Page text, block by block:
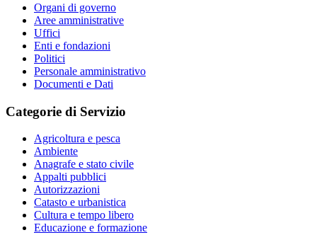
Organi di governo
Aree amministrative
Uffici
Enti e fondazioni
Politici
Personale amministrativo
Documenti e Dati
Categorie di Servizio
Agricoltura e pesca
Ambiente
Anagrafe e stato civile
Appalti pubblici
Autorizzazioni
Catasto e urbanistica
Cultura e tempo libero
Educazione e formazione